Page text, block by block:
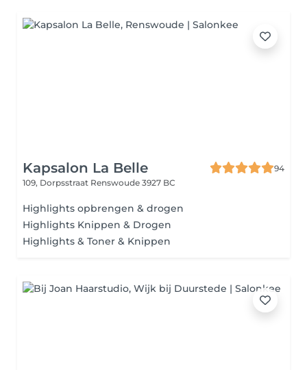
Kapsalon La Belle
94
109, Dorpsstraat Renswoude 3927 BC
Highlights opbrengen & drogen
Highlights Knippen & Drogen
Highlights & Toner & Knippen